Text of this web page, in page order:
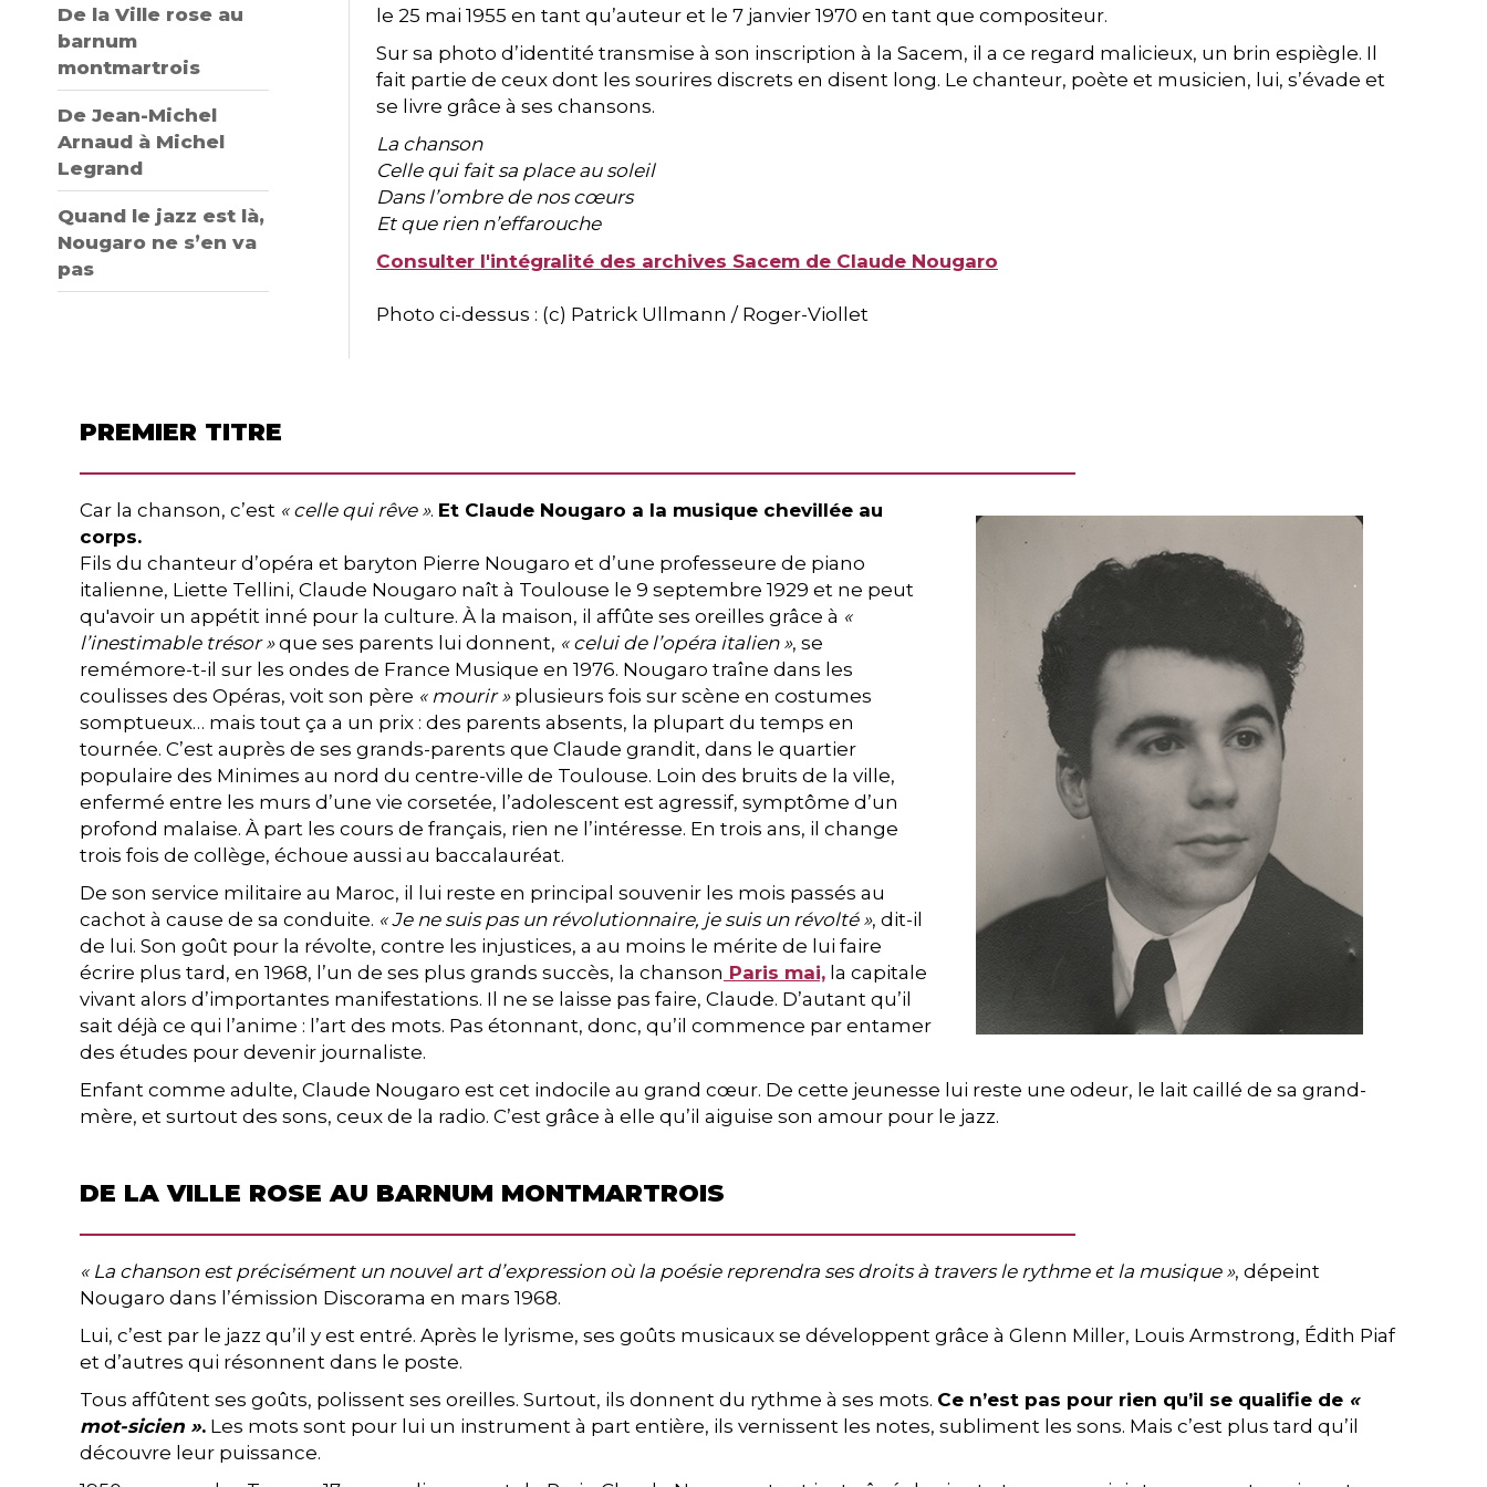
De la Ville rose au
barnum
montmartrois
De Jean-Michel
Arnaud à Michel
Legrand
Quand le jazz est là,
Nougaro ne s’en va
pas
le 25 mai 1955 en tant qu’auteur et le 7 janvier 1970 en tant que compositeur.
Sur sa photo d’identité transmise à son inscription à la Sacem, il a ce regard malicieux, un brin espiègle. Il
fait partie de ceux dont les sourires discrets en disent long. Le chanteur, poète et musicien, lui, s’évade et
se livre grâce à ses chansons.
La chanson
Celle qui fait sa place au soleil
Dans l’ombre de nos cœurs
Et que rien n’effarouche
Consulter l'intégralité des archives Sacem de Claude Nougaro
Photo ci-dessus : (c) Patrick Ullmann / Roger-Viollet
PREMIER TITRE
Car la chanson, c’est « celle qui rêve ». Et Claude Nougaro a la musique chevillée au
corps.
​​​​​​​Fils du chanteur d’opéra et baryton Pierre Nougaro et d’une professeure de piano
italienne, Liette Tellini, Claude Nougaro naît à Toulouse le 9 septembre 1929 et ne peut
qu'avoir un appétit inné pour la culture. À la maison, il affûte ses oreilles grâce à «
l’inestimable trésor »que ses parents lui donnent, « celui de l’opéra italien », se
remémore-t-il sur les ondes de France Musique en 1976. Nougaro traîne dans les
coulisses des Opéras, voit son père « mourir »plusieurs fois sur scène en costumes
somptueux… mais tout ça a un prix : des parents absents, la plupart du temps en
tournée. C’est auprès de ses grands-parents que Claude grandit, dans le quartier
populaire des Minimes au nord du centre-ville de Toulouse. Loin des bruits de la ville,
enfermé entre les murs d’une vie corsetée, l’adolescent est agressif, symptôme d’un
profond malaise. À part les cours de français, rien ne l’intéresse. En trois ans, il change
trois fois de collège, échoue aussi au baccalauréat.
De son service militaire au Maroc, il lui reste en principal souvenir les mois passés au
cachot à cause de sa conduite. « Je ne suis pas un révolutionnaire, je suis un révolté », dit-il
de lui. Son goût pour la révolte, contre les injustices, a au moins le mérite de lui faire
écrire plus tard, en 1968, l’un de ses plus grands succès, la chanson Paris mai, la capitale
vivant alors d’importantes manifestations. Il ne se laisse pas faire, Claude. D’autant qu’il
sait déjà ce qui l’anime : l’art des mots. Pas étonnant, donc, qu’il commence par entamer
des études pour devenir journaliste.
Enfant comme adulte, Claude Nougaro est cet indocile au grand cœur. De cette jeunesse lui reste une odeur, le lait caillé de sa grand-
mère, et surtout des sons, ceux de la radio. C’est grâce à elle qu’il aiguise son amour pour le jazz.
DE LA VILLE ROSE AU BARNUM MONTMARTROIS
« La chanson est précisément un nouvel art d’expression où la poésie reprendra ses droits à travers le rythme et la musique », dépeint
Nougaro dans l’émission Discorama en mars 1968.
Lui, c’est par le jazz qu’il y est entré. Après le lyrisme, ses goûts musicaux se développent grâce à Glenn Miller, Louis Armstrong, Édith Piaf
et d’autres qui résonnent dans le poste.
Tous affûtent ses goûts, polissent ses oreilles. Surtout, ils donnent du rythme à ses mots. Ce n’est pas pour rien qu’il se qualifie de «
mot-sicien ». Les mots sont pour lui un instrument à part entière, ils vernissent les notes, subliment les sons. Mais c’est plus tard qu’il
découvre leur puissance.